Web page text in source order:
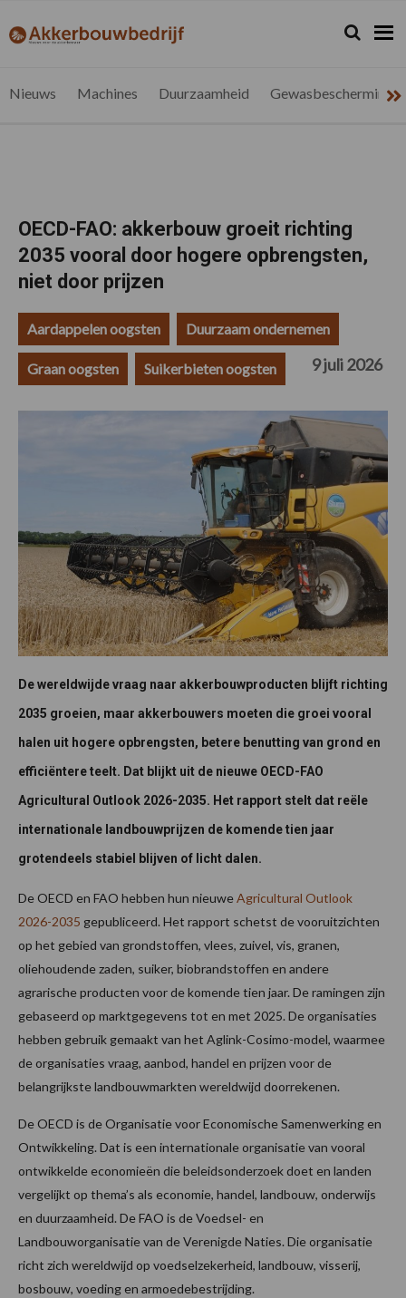
de
de
de
de
akkerbouwbedrijf.be
Nieuws
Zoeken...
Zoek
Nieuws Machines Duurzaamheid Gewasbescherming
OECD-FAO: akkerbouw groeit richting
2035 vooral door hogere opbrengsten,
niet door prijzen
Aardappelen oogsten Duurzaam ondernemen
Graan oogsten Suikerbieten oogsten 9 juli 2026
De wereldwijde vraag naar akkerbouwproducten blijft richting
2035 groeien, maar akkerbouwers moeten die groei vooral
halen uit hogere opbrengsten, betere benutting van grond en
efficiëntere teelt. Dat blijkt uit de nieuwe OECD-FAO
Agricultural Outlook 2026-2035. Het rapport stelt dat reële
internationale landbouwprijzen de komende tien jaar
grotendeels stabiel blijven of licht dalen.
De OECD en FAO hebben hun nieuweAgricultural Outlook
2026-2035 gepubliceerd. Het rapport schetst de vooruitzichten
op het gebied van grondstoffen, vlees, zuivel, vis, granen,
oliehoudende zaden, suiker, biobrandstoffen en andere
agrarische producten voor de komende tien jaar. De ramingen zijn
gebaseerd op marktgegevens tot en met 2025. De organisaties
hebben gebruik gemaakt van het Aglink-Cosimo-model, waarmee
de organisaties vraag, aanbod, handel en prijzen voor de
belangrijkste landbouwmarkten wereldwijd doorrekenen.
De OECD is de Organisatie voor Economische Samenwerking en
Ontwikkeling. Dat is een internationale organisatie van vooral
ontwikkelde economieën die beleidsonderzoek doet en landen
vergelijkt op thema’s als economie, handel, landbouw, onderwijs
en duurzaamheid. De FAO is de Voedsel- en
Landbouworganisatie van de Verenigde Naties. Die organisatie
richt zich wereldwijd op voedselzekerheid, landbouw, visserij,
bosbouw, voeding en armoedebestrijding.